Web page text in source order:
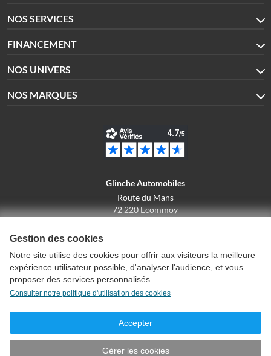
NOS SERVICES
FINANCEMENT
NOS UNIVERS
NOS MARQUES
Glinche Automobiles
Route du Mans
72 220 Ecommoy
Conditions générales de vente
Gestion des cookies
Notre site utilise des cookies pour offrir aux visiteurs la meilleure
expérience utilisateur possible, d'analyser l'audience, et vous
proposer des services personnalisés.
Consulter notre politique d'utilisation des cookies
Accepter
Gérer les cookies